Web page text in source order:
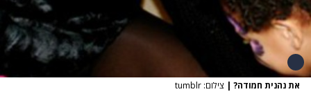
את נהנית חמודה? | צילום: tumblr